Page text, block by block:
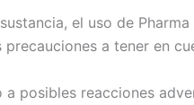
el uso de
precauciones a tener en
a posibles reacciones